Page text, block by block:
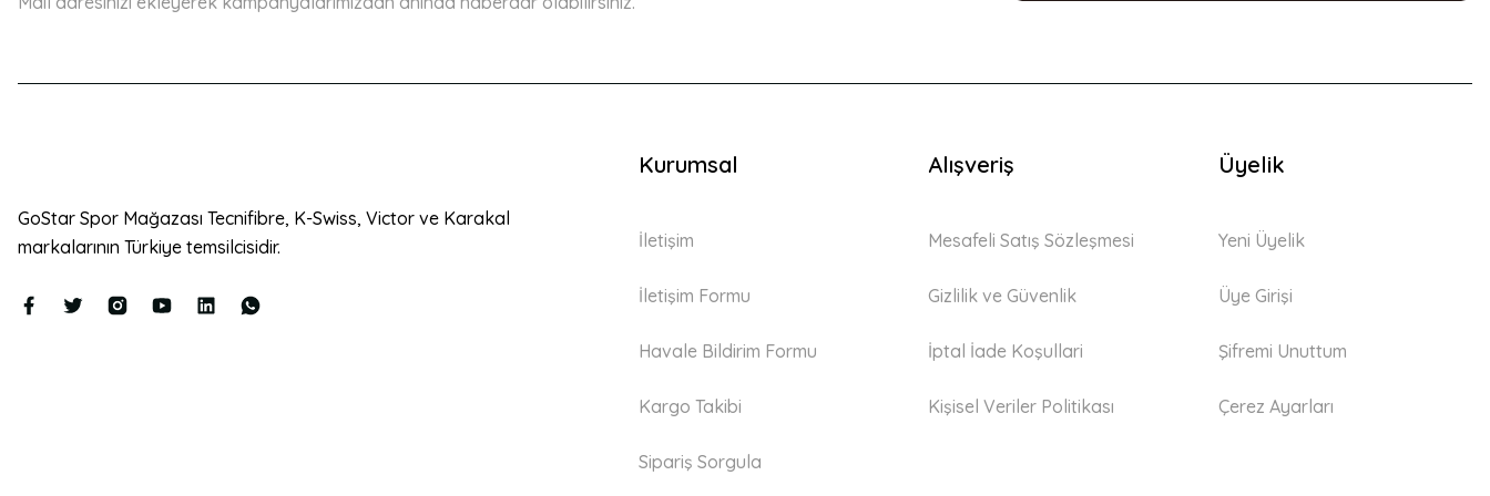
Ürün fiyatı diğer sitelerden daha pahalı.
GoStar Spor Mağazası Tecnifibre, K-Swiss, Victor ve Karakal
markalarının Türkiye temsilcisidir.
Kurumsal
İletişim
İletişim Formu
Havale Bildirim Formu
Kargo Takibi
Sipariş Sorgula
Alışveriş
Mesafeli Satış Sözleşmesi
Gizlilik ve Güvenlik
İptal İade Koşullari
Kişisel Veriler Politikası
Üyelik
Yeni Üyelik
Üye Girişi
Şifremi Unuttum
Çerez Ayarları